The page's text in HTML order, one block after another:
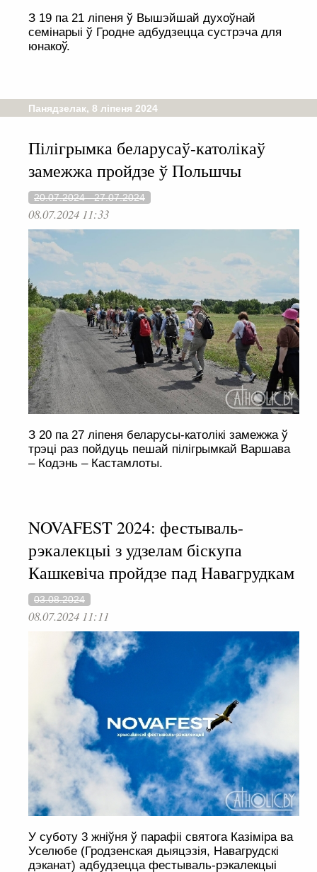
З 19 па 21 ліпеня ў Вышэйшай духоўнай
семінарыі ў Гродне адбудзецца сустрэча для
юнакоў.
Панядзелак, 8 ліпеня 2024
Пілігрымка беларусаў-католікаў
замежжа пройдзе ў Польшчы
20.07.2024 - 27.07.2024
08.07.2024 11:33
З 20 па 27 ліпеня беларусы-католікі замежжа ў
трэці раз пойдуць пешай пілігрымкай Варшава
– Кодэнь – Кастамлоты.
NOVAFEST 2024: фестываль-
рэкалекцыі з удзелам біскупа
Кашкевіча пройдзе пад Навагрудкам
03.08.2024
08.07.2024 11:11
У суботу 3 жніўня ў парафіі святога Казіміра ва
Уселюбе (Гродзенская дыяцэзія, Навагрудскі
дэканат) адбудзецца фестываль-рэкалекцыі